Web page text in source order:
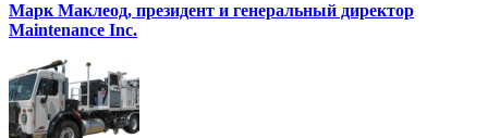
Марк Маклеод, президент и генеральный директор
Maintenance Inc.